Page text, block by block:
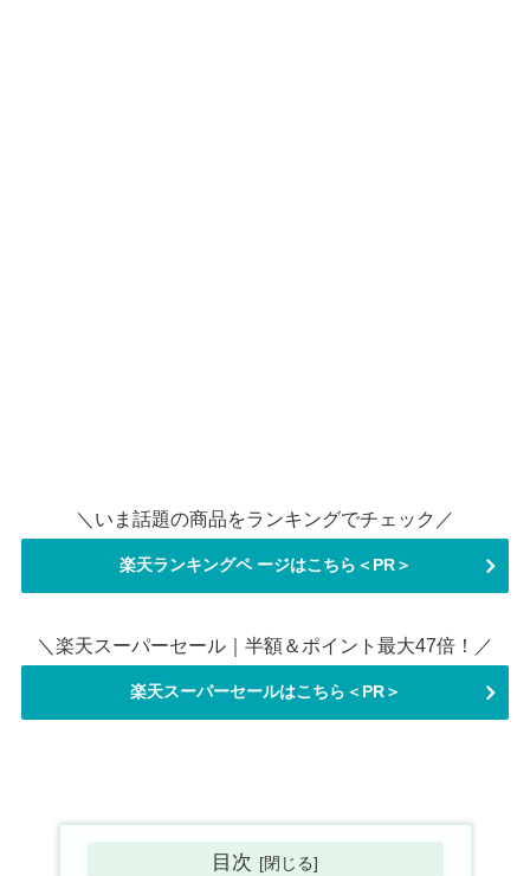
＼いま話題の商品をランキングでチェック／
楽天ランキングペ ージはこちら＜PR＞
＼楽天スーパーセール｜半額＆ポイント最大47倍！／
楽天スーパーセールはこちら＜PR＞
目次